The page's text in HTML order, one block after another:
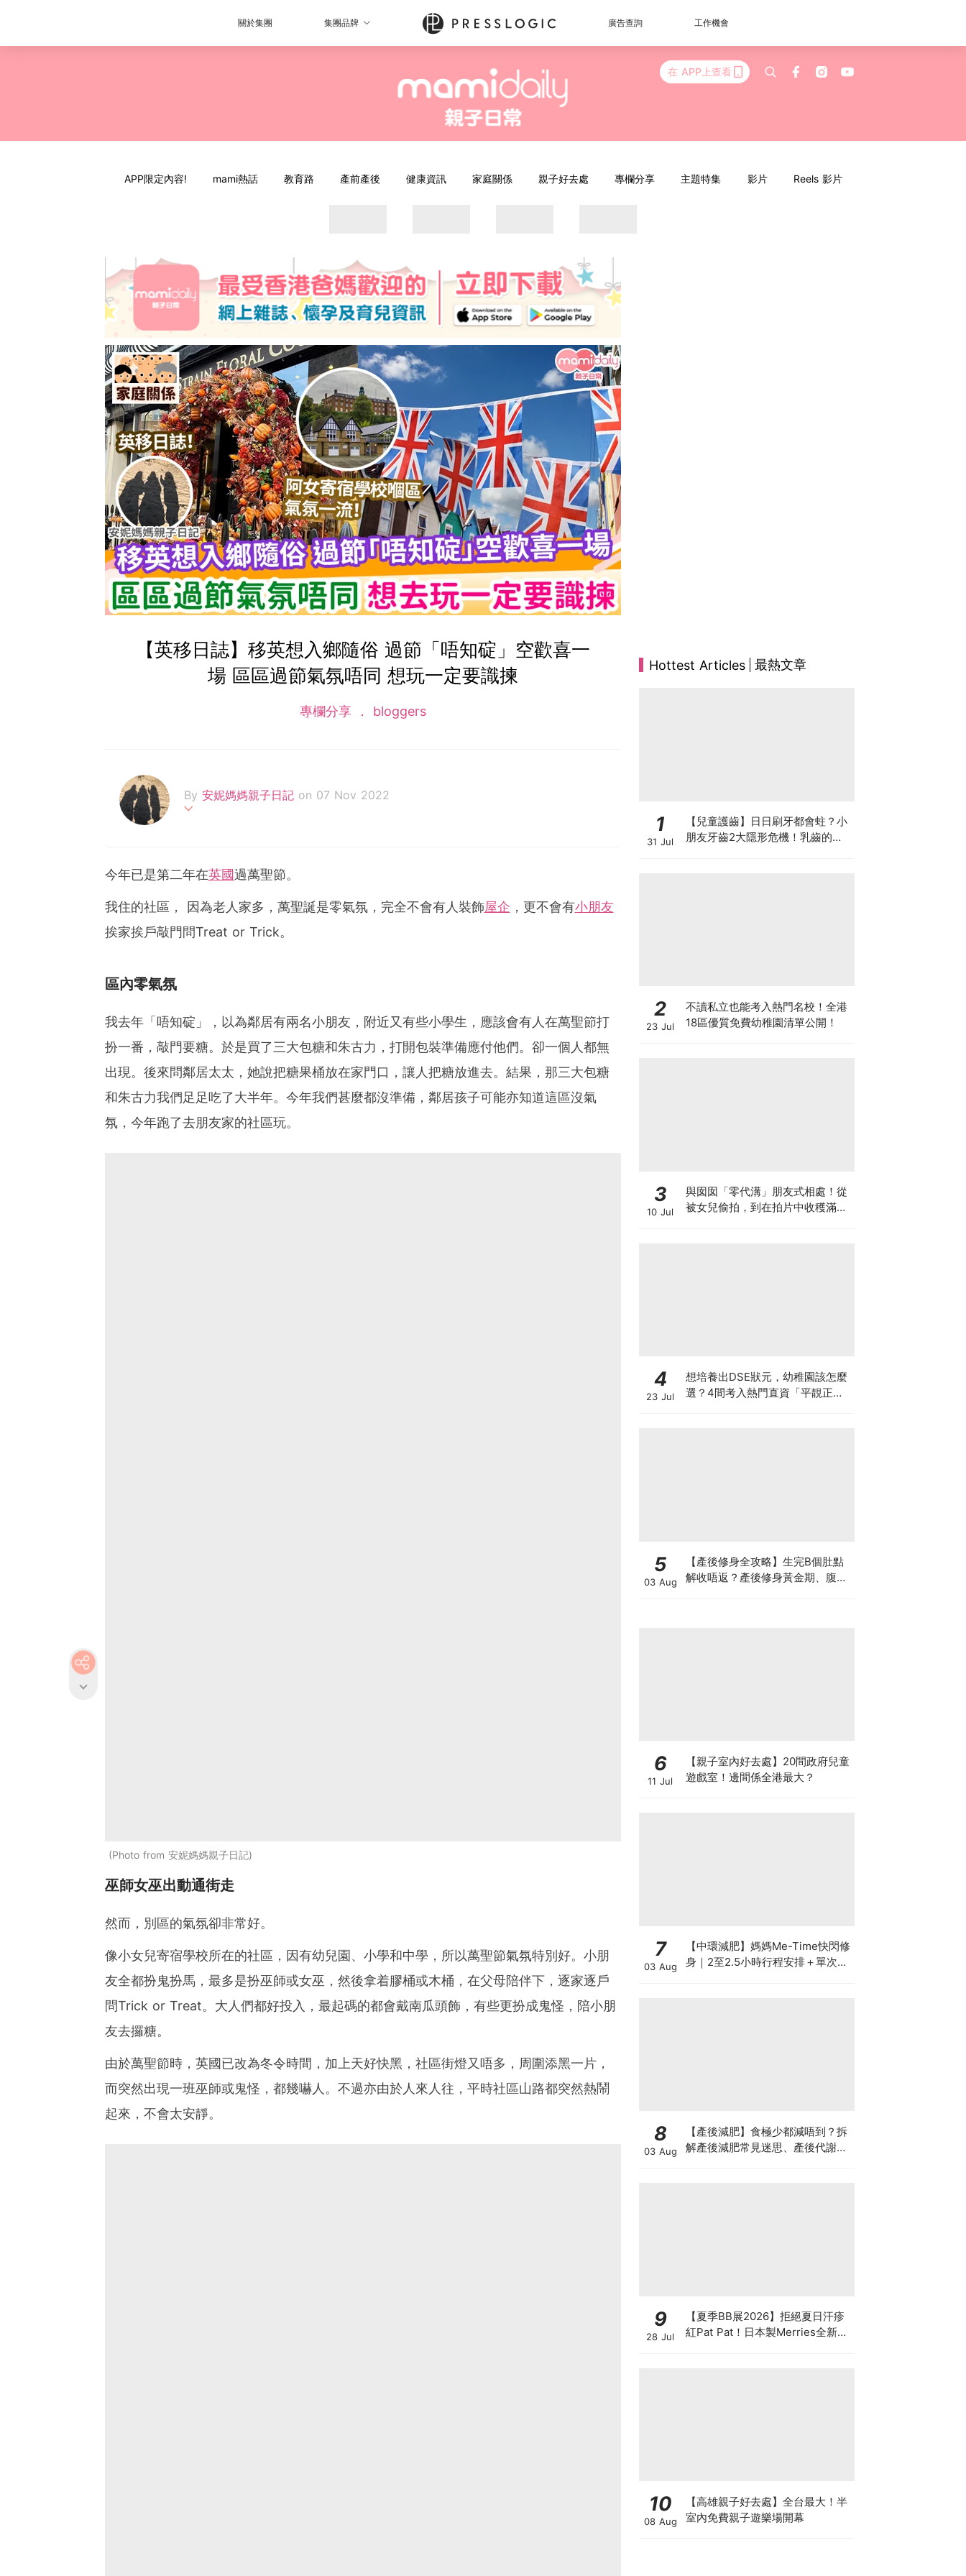
關於集團 集團品牌 廣告查詢 工作機會
在 APP上查看
APP限定內容! mami熱話 教育路 產前產後 健康資訊 家庭關係 親子好去處 專欄分享 主題特集 影片 Reels 影片
【英移日誌】移英想入鄉隨俗 過節「唔知碇」空歡喜一
場 區區過節氣氛唔同 想玩一定要識揀
專欄分享 bloggers
By 安妮媽媽親子日記 on 07 Nov 2022
今年已是第二年在英國過萬聖節。
我住的社區， 因為老人家多，萬聖誕是零氣氛，完全不會有人裝飾屋企 ，更不會有小朋友
挨家挨戶敲門問Treat or Trick。
區內零氣氛
我去年「唔知碇」，以為鄰居有兩名小朋友，附近又有些小學生，應該會有人在萬聖節打
扮一番，敲門要糖。於是買了三大包糖和朱古力，打開包裝準備應付他們。卻一個人都無
出現。後來問鄰居太太，她說把糖果桶放在家門口，讓人把糖放進去。結果，那三大包糖
和朱古力我們足足吃了大半年。今年我們甚麼都沒準備，鄰居孩子可能亦知道這區沒氣
氛，今年跑了去朋友家的社區玩。
Photo from 安妮媽媽親子日記
巫師女巫出動通街走
然而，別區的氣氛卻非常好。
像小女兒寄宿學校所在的社區，因有幼兒園、小學和中學，所以萬聖節氣氛特別好。小朋
友全都扮鬼扮馬，最多是扮巫師或女巫，然後拿着膠桶或木桶，在父母陪伴下，逐家逐戶
問Trick or Treat。大人們都好投入，最起碼的都會戴南瓜頭飾，有些更扮成鬼怪，陪小朋
友去攞糖。
由於萬聖節時，英國已改為冬令時間，加上天好快黑，社區街燈又唔多，周圍添黑一片，
而突然出現一班巫師或鬼怪，都幾嚇人。不過亦由於人來人往，平時社區山路都突然熱鬧
起來，不會太安靜。
Hottest Articles 最熱文章
1
31 Jul
【兒童護齒】日日刷牙都會蛀？小
朋友牙齒2大隱形危機！乳齒的琺
2
23 Jul
不讀私立也能考入熱門名校！全港
18區優質免費幼稚園清單公開！
3
10 Jul
與囡囡「零代溝」朋友式相處！從
被女兒偷拍，到在拍片中收穫滿足
4
23 Jul
想培養出DSE狀元，幼稚園該怎麼
選？4間考入熱門直資「平靚正」
5
03 Aug
【產後修身全攻略】生完B個肚點
解收唔返？產後修身黃金期、腹直
6
11 Jul
【親子室內好去處】20間政府兒童
遊戲室！邊間係全港最大？
7
03 Aug
【中環減肥】媽媽Me-Time快閃修
身｜2至2.5小時行程安排＋單次收
8
03 Aug
【產後減肥】食極少都減唔到？拆
解產後減肥常見迷思、產後代謝、
9
28 Jul
【夏季BB展2026】拒絕夏日汗疹
紅Pat Pat！日本製Merries全新超
10
08 Aug
【高雄親子好去處】全台最大！半
室內免費親子遊樂場開幕